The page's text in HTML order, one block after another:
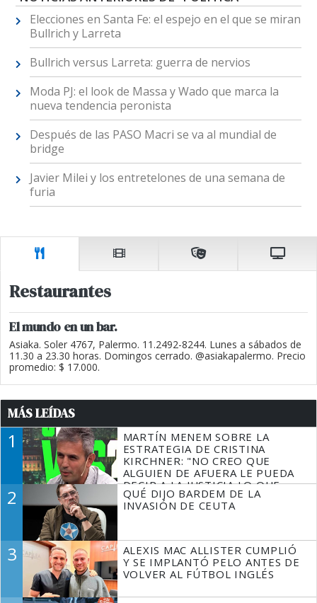
Elecciones en Santa Fe: el espejo en el que se miran
Bullrich y Larreta
Bullrich versus Larreta: guerra de nervios
Moda PJ: el look de Massa y Wado que marca la
nueva tendencia peronista
Después de las PASO Macri se va al mundial de
bridge
Javier Milei y los entretelones de una semana de
furia
Restaurantes
El mundo en un bar.
Asiaka. Soler 4767, Palermo. 11.2492-8244. Lunes a sábados de
11.30 a 23.30 horas. Domingos cerrado. @asiakapalermo. Precio
promedio: $ 17.000.
MÁS LEÍDAS
1
MARTÍN MENEM SOBRE LA
ESTRATEGIA DE CRISTINA
KIRCHNER: "NO CREO QUE
ALGUIEN DE AFUERA LE PUEDA
DECIR A LA JUSTICIA LO QUE
TIENE QUE HACER"
2
QUÉ DIJO BARDEM DE LA
INVASIÓN DE CEUTA
3
ALEXIS MAC ALLISTER CUMPLIÓ
Y SE IMPLANTÓ PELO ANTES DE
VOLVER AL FÚTBOL INGLÉS